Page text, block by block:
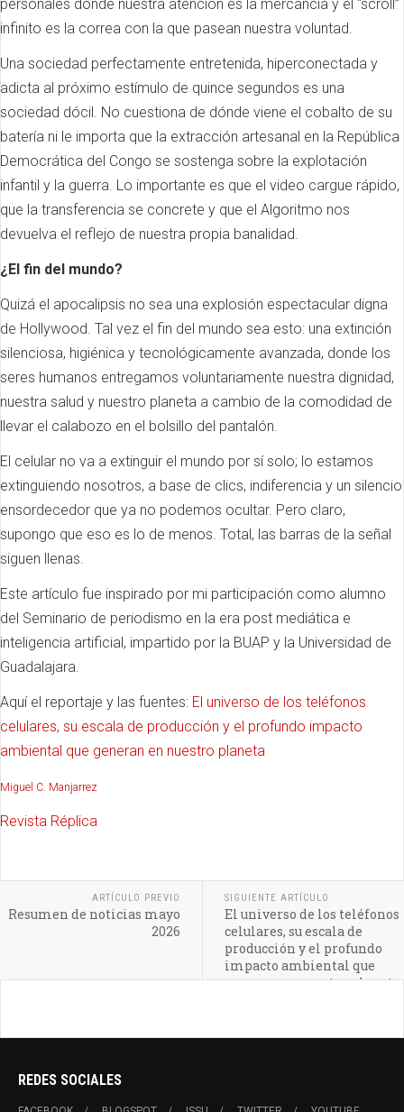
personales donde nuestra atención es la mercancía y el “scroll”
infinito es la correa con la que pasean nuestra voluntad.
Una sociedad perfectamente entretenida, hiperconectada y
adicta al próximo estímulo de quince segundos es una
sociedad dócil. No cuestiona de dónde viene el cobalto de su
batería ni le importa que la extracción artesanal en la República
Democrática del Congo se sostenga sobre la explotación
infantil y la guerra. Lo importante es que el video cargue rápido,
que la transferencia se concrete y que el Algoritmo nos
devuelva el reflejo de nuestra propia banalidad.
¿El fin del mundo?
Quizá el apocalipsis no sea una explosión espectacular digna
de Hollywood. Tal vez el fin del mundo sea esto: una extinción
silenciosa, higiénica y tecnológicamente avanzada, donde los
seres humanos entregamos voluntariamente nuestra dignidad,
nuestra salud y nuestro planeta a cambio de la comodidad de
llevar el calabozo en el bolsillo del pantalón.
El celular no va a extinguir el mundo por sí solo; lo estamos
extinguiendo nosotros, a base de clics, indiferencia y un silencio
ensordecedor que ya no podemos ocultar. Pero claro,
supongo que eso es lo de menos. Total, las barras de la señal
siguen llenas.
Este artículo fue inspirado por mi participación como alumno
del Seminario de periodismo en la era post mediática e
inteligencia artificial, impartido por la BUAP y la Universidad de
Guadalajara.
Aquí el reportaje y las fuentes: El universo de los teléfonos
celulares, su escala de producción y el profundo impacto
ambiental que generan en nuestro planeta
Miguel C. Manjarrez
Revista Réplica
ARTÍCULO PREVIO
Resumen de noticias mayo
2026
SIGUIENTE ARTÍCULO
El universo de los teléfonos
celulares, su escala de
producción y el profundo
impacto ambiental que
generan en nuestro planeta
REDES SOCIALES